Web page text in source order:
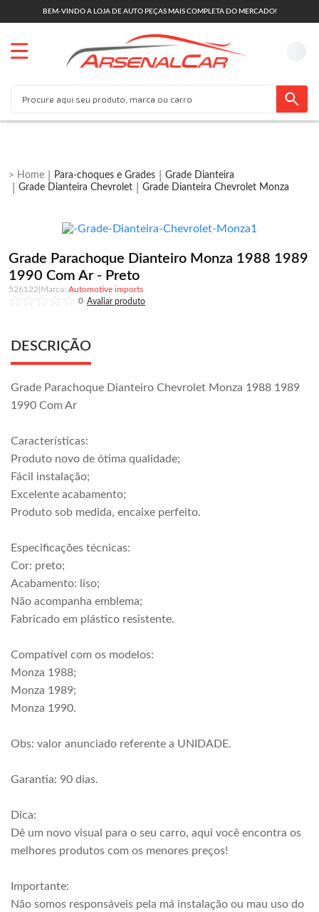
BEM-VINDO A LOJA DE AUTO PEÇAS MAIS COMPLETA DO MERCADO!
Para-choques e Grades
Grade Dianteira
Grade Dianteira Chevrolet
Grade Dianteira Chevrolet Monza
Grade Parachoque Dianteiro Monza 1988 1989
1990 Com Ar - Preto
526122
Automotive imports
0
DESCRIÇÃO
Grade Parachoque Dianteiro Chevrolet Monza 1988 1989
1990 Com Ar
Características:
Produto novo de ótima qualidade;
Fácil instalação;
Excelente acabamento;
Produto sob medida, encaixe perfeito.
Especificações técnicas:
Cor: preto;
Acabamento: liso;
Não acompanha emblema;
Fabricado em plástico resistente.
Compatível com os modelos:
Monza 1988;
Monza 1989;
Monza 1990.
Obs: valor anunciado referente a UNIDADE.
Garantia: 90 dias.
Dica:
Dê um novo visual para o seu carro, aqui você encontra os
melhores produtos com os menores preços!
Importante:
Não somos responsáveis pela má instalação ou mau uso do